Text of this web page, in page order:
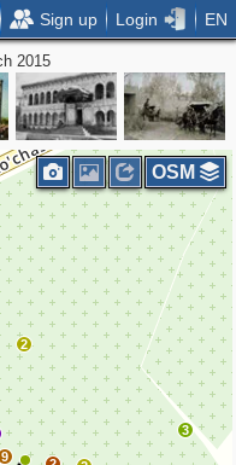
Sign up Login EN
2015
9
2
3
OSM